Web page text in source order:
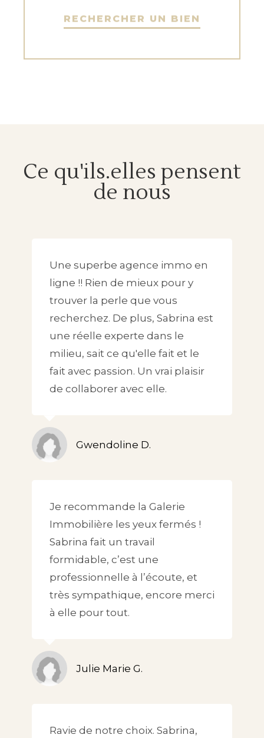
RECHERCHER UN BIEN
Ce qu'ils.elles pensent
de nous
Une superbe agence immo en
ligne !! Rien de mieux pour y
trouver la perle que vous
recherchez. De plus, Sabrina est
une réelle experte dans le
milieu, sait ce qu'elle fait et le
fait avec passion. Un vrai plaisir
de collaborer avec elle.
Gwendoline D.
Je recommande la Galerie
Immobilière les yeux fermés !
Sabrina fait un travail
formidable, c’est une
professionnelle à l’écoute, et
très sympathique, encore merci
à elle pour tout.
Julie Marie G.
Ravie de notre choix. Sabrina,